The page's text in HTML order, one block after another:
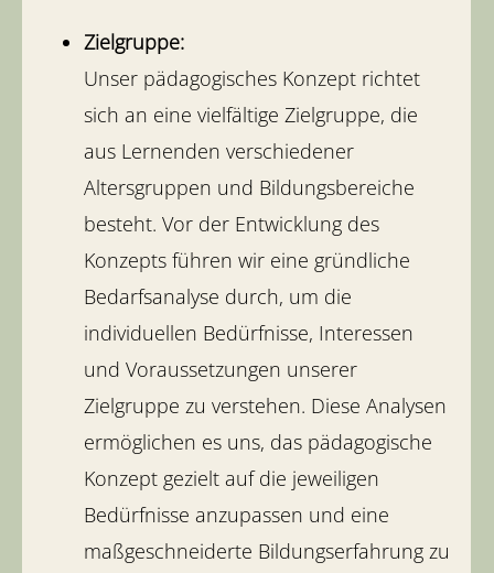
Zielgruppe:
Unser pädagogisches Konzept richtet
sich an eine vielfältige Zielgruppe, die
aus Lernenden verschiedener
Altersgruppen und Bildungsbereiche
besteht. Vor der Entwicklung des
Konzepts führen wir eine gründliche
Bedarfsanalyse durch, um die
individuellen Bedürfnisse, Interessen
und Voraussetzungen unserer
Zielgruppe zu verstehen. Diese Analysen
ermöglichen es uns, das pädagogische
Konzept gezielt auf die jeweiligen
Bedürfnisse anzupassen und eine
maßgeschneiderte Bildungserfahrung zu